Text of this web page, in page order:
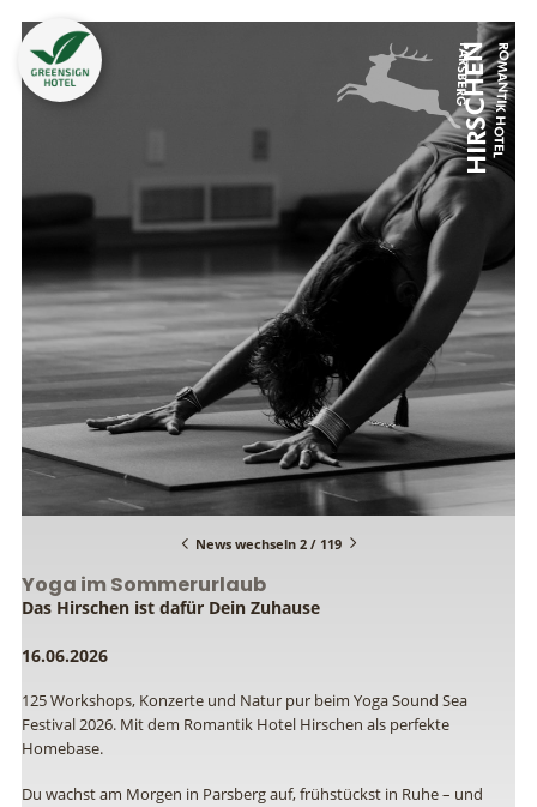
News wechseln 2 / 119
Yoga im Sommerurlaub
Das Hirschen ist dafür Dein Zuhause
16.06.2026
125 Workshops, Konzerte und Natur pur beim Yoga Sound Sea
Festival 2026. Mit dem Romantik Hotel Hirschen als perfekte
Homebase.
Du wachst am Morgen in Parsberg auf, frühstückst in Ruhe – und